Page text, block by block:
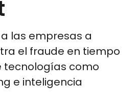
las empresas a
el fraude en tiempo
tecnologías como
e inteligencia